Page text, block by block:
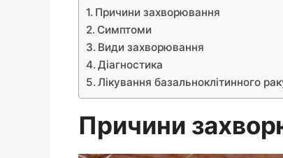
Причини захворювання
Симптоми
Види захворювання
Діагностика
Лікування базальноклітинного
Причини